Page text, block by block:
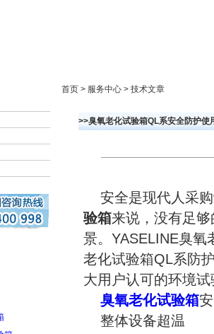
首页 > 服务中心 > 技术文章
>>臭氧老化试验箱QL系安全防护使
安全是现代人采购
验箱来说，没有足
景。YASELINE臭氧
老化试验箱QL系防
大用户认可的环境
臭氧老化试验箱
整体设备超温